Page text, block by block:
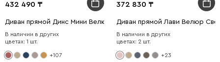
432 490
Диван прямой Динс Мини Велюр Розовый
В наличии в других
цветах: 1 шт.
+107
372 830
Диван прямой Лави Велюр
В наличии в других
цветах: 2 шт.
+23